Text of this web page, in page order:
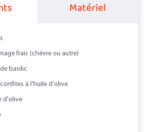
Matériel
frais (chèvre ou autre)
basilic
à l'huile d'olive
d'olive